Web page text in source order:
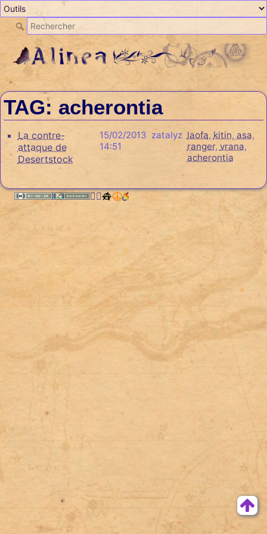
TAG: acherontia
La contre-
attaque de
Desertstock
15/02/2013
14:51
zatalyz laofa, kitin, asa,
ranger, vrana,
acherontia
🏳️‍🌈